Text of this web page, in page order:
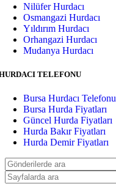
Nilüfer Hurdacı
Osmangazi Hurdacı
Yıldırım Hurdacı
Orhangazi Hurdacı
Mudanya Hurdacı
TELEFONU
Bursa Hurdacı Telefonu
Bursa Hurda Fiyatları
Güncel Hurda Fiyatları
Hurda Bakır Fiyatları
Hurda Demir Fiyatları